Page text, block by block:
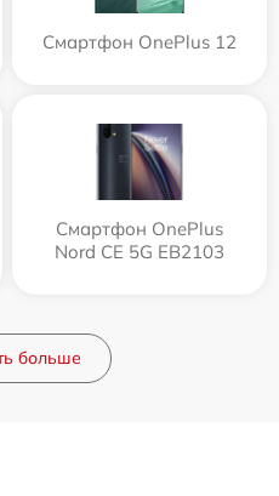
Смартфон OnePlus 12
Смартфон OnePlus
Nord CE 5G EB2103
больше